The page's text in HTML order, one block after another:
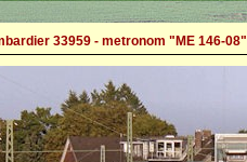
33959 - metronom "ME 146-08"